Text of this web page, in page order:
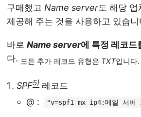
구매했고 Name server도 해당 업
제공해 주는 것을 사용하고 있습니
바로 Name server에 특정 레코드
다. 모든 추가 레코드 유형은 TXT입니다.
SPF5) 레코드
@ :
"v=spf1 mx ip4:메일 서